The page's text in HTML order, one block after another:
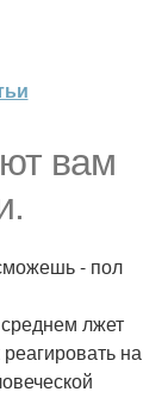
вам
- пол
лжет
на